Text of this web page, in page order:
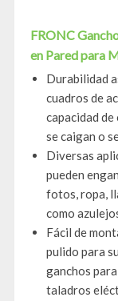
FRONC
en Pared para
Durabilidad
cuadros de
capacidad
se caigan o
Diversas
pueden
fotos, ropa,
como
Fácil de
pulido para
ganchos
taladros